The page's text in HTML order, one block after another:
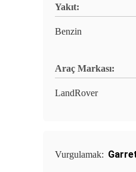
Yakıt:
Benzin
Araç Markası:
LandRover
Vurgulamak: